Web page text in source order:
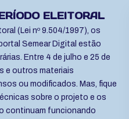
ELEITORAL
(Lei nº 9.504/1997), os
Semear Digital estão
Entre 4 de julho e 25 de
e outros materiais
ou modificados. Mas, fique
sobre o projeto e os
continuam funcionando